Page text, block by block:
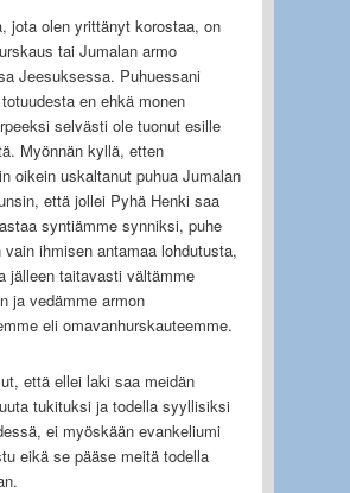
jota olen yrittänyt korostaa, on
tai Jumalan armo
Jeesuksessa. Puhuessani
en ehkä monen
selvästi ole tuonut esille
Myönnän kyllä, etten
oikein uskaltanut puhua Jumalan
että jollei Pyhä Henki saa
syntiämme synniksi, puhe
vain ihmisen antamaa lohdutusta,
jälleen taitavasti vältämme
ja vedämme armon
eli omavanhurskauteemme.
että ellei laki saa meidän
tukituksi ja todella syyllisiksi
ei myöskään evankeliumi
eikä se pääse meitä todella